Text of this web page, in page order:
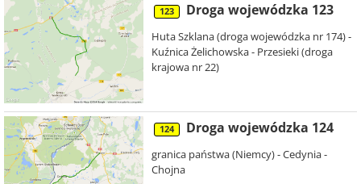
123 Droga wojewódzka 123
Huta Szklana (droga wojewódzka nr 174) -
Kuźnica Żelichowska - Przesieki (droga
krajowa nr 22)
124 Droga wojewódzka 124
granica państwa (Niemcy) - Cedynia -
Chojna